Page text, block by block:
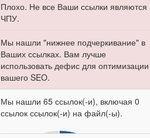
Плохо. Не все Ваши ссылки являются
ЧПУ.
Мы нашли "нижнее подчеркивание" в
Ваших ссылках. Вам лучше
использовать дефис для оптимизации
вашего SEO.
Мы нашли 65 ссылок(-и), включая 0
ссылок ссылок(-и) на файл(-ы).